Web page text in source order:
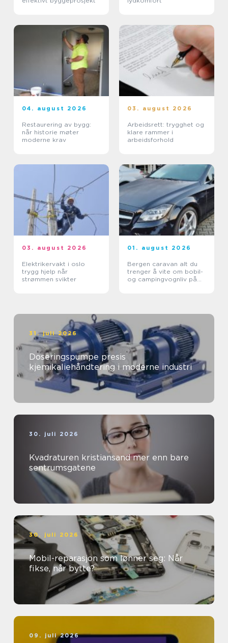
04. august 2026
Restaurering av bygg:
når historie møter
moderne krav
03. august 2026
Arbeidsrett: trygghet og
klare rammer i
arbeidsforhold
03. august 2026
Elektrikervakt i oslo
trygg hjelp når
strømmen svikter
01. august 2026
Bergen caravan alt du
trenger å vite om bobil-
og campingvognliv på
31. juli 2026
Doseringspumpe presis
kjemikaliehåndtering i moderne industri
30. juli 2026
Kvadraturen kristiansand mer enn bare
sentrumsgatene
30. juli 2026
Mobil-reparasjon som lønner seg: Når
fikse, når bytte?
09. juli 2026